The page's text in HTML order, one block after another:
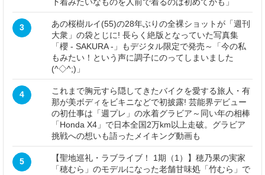
3
あの桜樹ルイ(55)の28年ぶりの全裸ショットが「週刊
大衆」の袋とじに! 長らく絶版となっていた写真集
「櫻 - SAKURA -」もデジタル限定で発売～「今の私
もみたい！という声に調子にのってしまいました
(^◇^;)」
4
これまで胸元すら隠してきたバイクを愛する旅人・有
那が美ボディをビキニなどで初披露! 芸能界デビュー
の初仕事は「週プレ」の水着グラビア～同い年の相棒
「Honda X4」で日本全国2万km以上走破。グラビア
挑戦への想いも語ったメイキング動画も
5
【聖地巡礼・ラブライブ！ 1期（1）】穂乃果の実家
「穂むら」のモデルになった老舗甘味処「竹むら」で